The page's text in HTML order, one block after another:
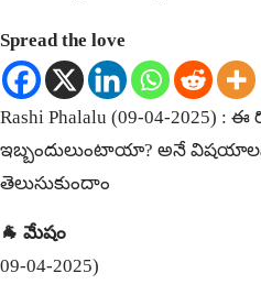
Spread the love
Rashi Phalalu (09-04-
ఇబ్బందులుంటాయా? అనే
తెలుసుకుందాం
🐐 మేషం
09-04-2025)